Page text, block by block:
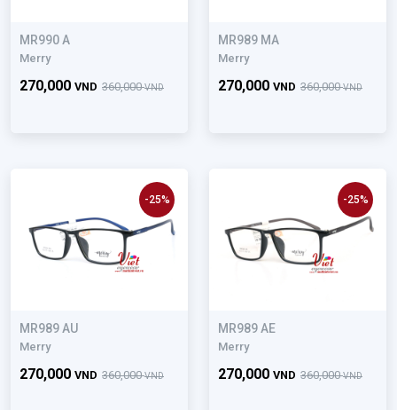
MR990 A
Merry
360,000VND
270,000 VND
MR989 MA
Merry
360,000VND
270,000 VND
MR989 AU
Merry
360,000VND
270,000 VND
-25%
MR989 AE
Merry
360,000VND
270,000 VND
-25%